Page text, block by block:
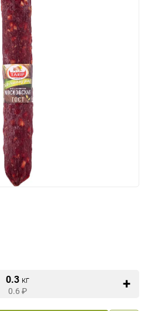
0.3 кг
0.6 ₽